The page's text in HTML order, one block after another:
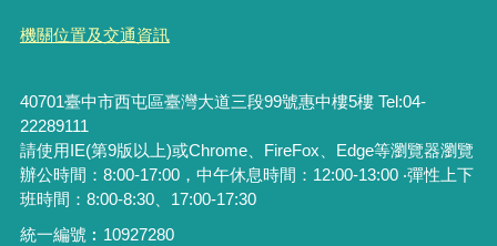
機關位置及交通資訊
40701臺中市西屯區臺灣大道三段99號惠中樓5樓 Tel:04-
22289111
請使用IE(第9版以上)或Chrome、FireFox、Edge等瀏覽器瀏覽
辦公時間：8:00-17:00，中午休息時間：12:00-13:00 ‧彈性上下
班時間：8:00-8:30、17:00-17:30
統一編號︰ 10927280